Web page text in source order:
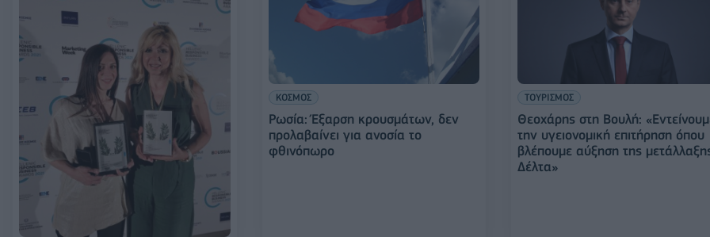
ΚΟΣΜΟΣ
Ρωσία: Έξαρση κρουσμάτων, δεν
προλαβαίνει για ανοσία το
φθινόπωρο
ΤΟΥΡΙΣΜΟΣ
Θεοχάρης στη Βουλή:
την υγειονομική επιτήρηση όπου
βλέπουμε αύξηση της
Δέλτα»